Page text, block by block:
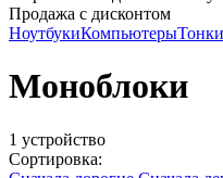
Продажа с дисконтом
НоутбукиКомпьютеры
Моноблоки
1 устройство
Сортировка: